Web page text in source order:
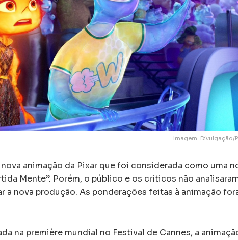
Imagem: Divulgação/
nova animação da Pixar que foi considerada como uma
Mente”. Porém, o público e os críticos não
a nova produção. As ponderações feitas à animação
na première mundial no Festival de Cannes, a